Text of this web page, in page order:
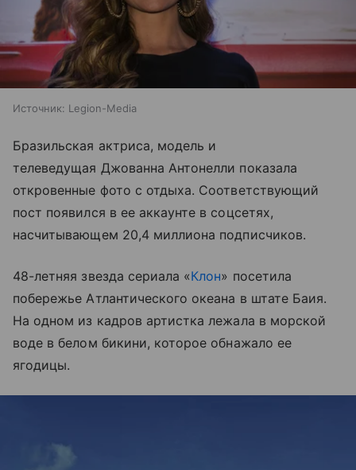
Источник: Legion-Media
Бразильская актриса, модель и
телеведущая Джованна Антонелли показала
откровенные фото с отдыха. Соответствующий
пост появился в ее аккаунте в соцсетях,
насчитывающем 20,4 миллиона подписчиков.
48-летняя звезда сериала «Клон» посетила
побережье Атлантического океана в штате Баия.
На одном из кадров артистка лежала в морской
воде в белом бикини, которое обнажало ее
ягодицы.